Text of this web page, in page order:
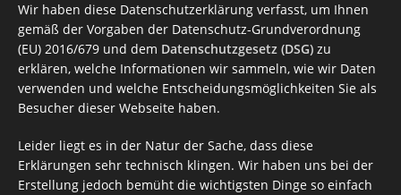
Wir haben diese Datenschutzerklärung verfasst, um Ihnen
gemäß der Vorgaben der Datenschutz-Grundverordnung
(EU) 2016/679 und dem Datenschutzgesetz (DSG) zu
erklären, welche Informationen wir sammeln, wie wir Daten
verwenden und welche Entscheidungsmöglichkeiten Sie als
Besucher dieser Webseite haben.
Leider liegt es in der Natur der Sache, dass diese
Erklärungen sehr technisch klingen. Wir haben uns bei der
Erstellung jedoch bemüht die wichtigsten Dinge so einfach